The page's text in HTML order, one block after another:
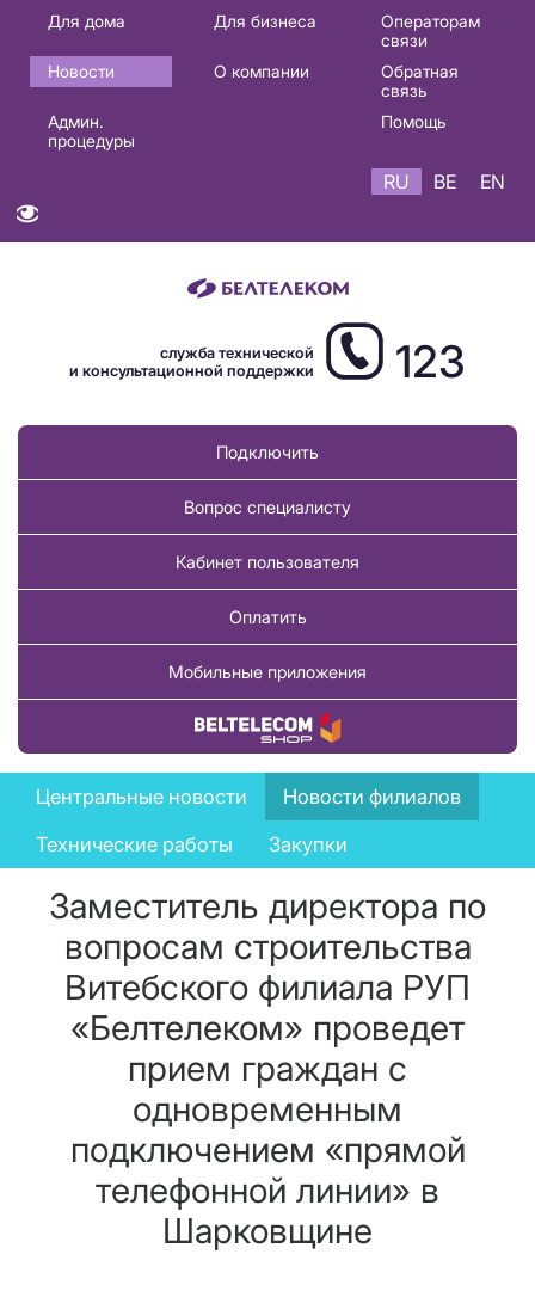
Основная
навигация
RU
Для дома Для бизнеса
Операторам
связи
Новости
О компании
Обратная
связь
Админ.
процедуры
Помощь
RU BE EN
служба технической
и консультационной поддержки
123
Подключить
Вопрос специалисту
Кабинет пользователя
Оплатить
Мобильные приложения
Купить товар
News
menu
Центральные новости
Новости филиалов
Технические работы
Закупки
Заместитель директора по
вопросам строительства
Витебского филиала РУП
«Белтелеком» проведет
прием граждан с
одновременным
подключением «прямой
телефонной линии» в
Шарковщине